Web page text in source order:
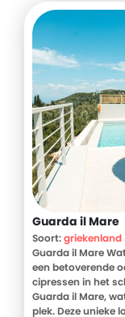
Guarda il Mare
Soort:griekenland
Guarda il Mare
een betoverende
cipressen in het
Guarda il Mare,
plek. Deze unieke